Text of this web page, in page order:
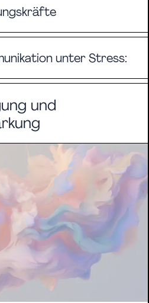
unter Stress:
und